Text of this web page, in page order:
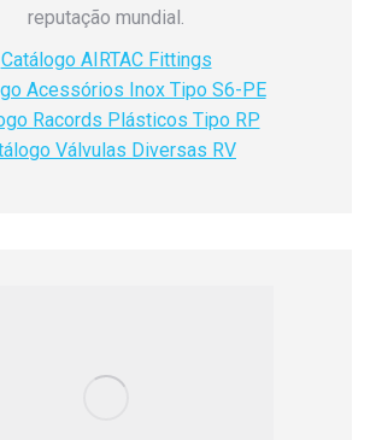
reputação mundial.
Catálogo AIRTAC Fittings
Acessórios Inox Tipo S6-PE
Racords Plásticos Tipo RP
Válvulas Diversas RV